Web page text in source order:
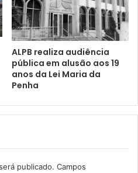
ALPB realiza audiência
pública em alusão aos 19
anos da Lei Maria da
Penha
publicado. Campos